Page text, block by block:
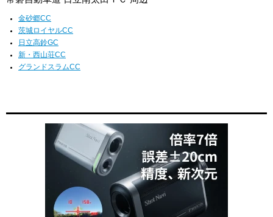
金砂郷CC
茨城ロイヤルCC
日立高鈴GC
新・西山荘CC
グランドスラムCC